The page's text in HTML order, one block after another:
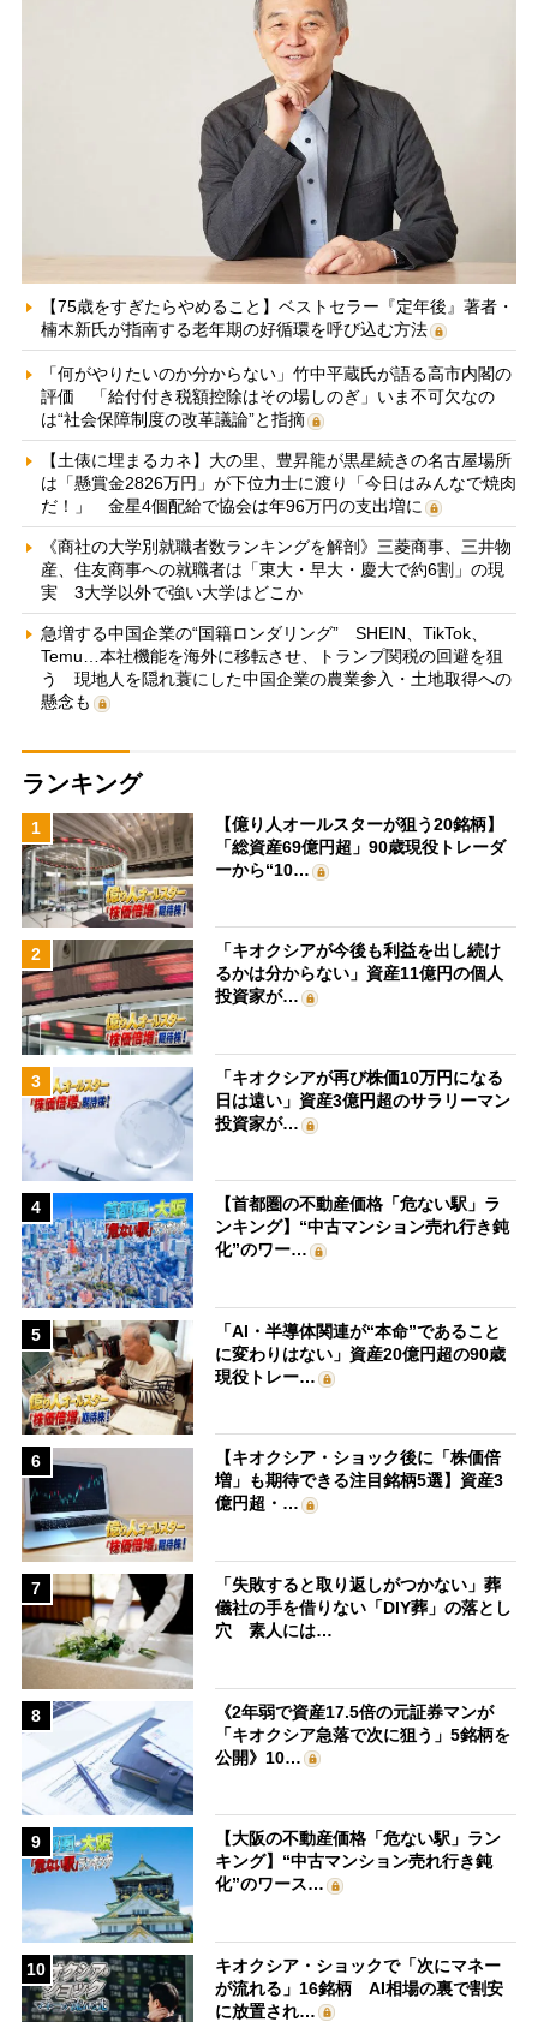
【75歳をすぎたらやめること】ベストセラー『定年後』著者・
楠木新氏が指南する老年期の好循環を呼び込む方法
「何がやりたいのか分からない」竹中平蔵氏が語る高市内閣の
評価 「給付付き税額控除はその場しのぎ」いま不可欠なの
は“社会保障制度の改革議論”と指摘
【土俵に埋まるカネ】大の里、豊昇龍が黒星続きの名古屋場所
は「懸賞金2826万円」が下位力士に渡り「今日はみんなで焼肉
だ！」 金星4個配給で協会は年96万円の支出増に
《商社の大学別就職者数ランキングを解剖》三菱商事、三井物
産、住友商事への就職者は「東大・早大・慶大で約6割」の現
実 3大学以外で強い大学はどこか
急増する中国企業の“国籍ロンダリング” SHEIN、TikTok、
Temu…本社機能を海外に移転させ、トランプ関税の回避を狙
う 現地人を隠れ蓑にした中国企業の農業参入・土地取得への
懸念も
ランキング
1
【億り人オールスターが狙う20銘柄】
「総資産69億円超」90歳現役トレーダ
ーから“10…
2
「キオクシアが今後も利益を出し続け
るかは分からない」資産11億円の個人
投資家が…
3
「キオクシアが再び株価10万円になる
日は遠い」資産3億円超のサラリーマン
投資家が…
4
【首都圏の不動産価格「危ない駅」ラ
ンキング】“中古マンション売れ行き鈍
化”のワー…
5
「AI・半導体関連が“本命”であること
に変わりはない」資産20億円超の90歳
現役トレー…
6
【キオクシア・ショック後に「株価倍
増」も期待できる注目銘柄5選】資産3
億円超・…
7
「失敗すると取り返しがつかない」葬
儀社の手を借りない「DIY葬」の落とし
穴 素人には…
8
《2年弱で資産17.5倍の元証券マンが
「キオクシア急落で次に狙う」5銘柄を
公開》10…
9
【大阪の不動産価格「危ない駅」ラン
キング】“中古マンション売れ行き鈍
化”のワース…
10
キオクシア・ショックで「次にマネー
が流れる」16銘柄 AI相場の裏で割安
に放置され…